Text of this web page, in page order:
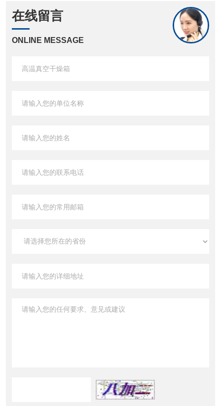
在线留言
ONLINE MESSAGE